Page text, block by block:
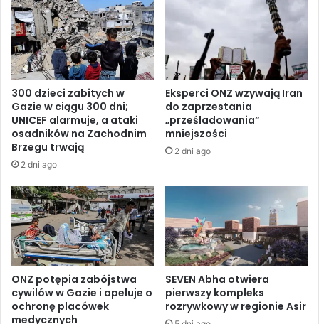
i
e
u
z
b
r
o
j
o
n
c
h
o
s
ó
b
z
J
o
r
d
c
z
y
n
a
i
z
t
ę
R
o
s
j
i
w
e
ź
300 dzieci zabitych w
Gazie w ciągu 300 dni;
UNICEF alarmuje, a ataki
osadników na Zachodnim
Brzegu trwają
2 dni ago
Eksperci ONZ wzywają Iran
do zaprzestania
„prześladowania”
mniejszości
2 dni ago
ONZ potępia zabójstwa
cywilów w Gazie i apeluje o
ochronę placówek
medycznych
SEVEN Abha otwiera
pierwszy kompleks
rozrywkowy w regionie Asir